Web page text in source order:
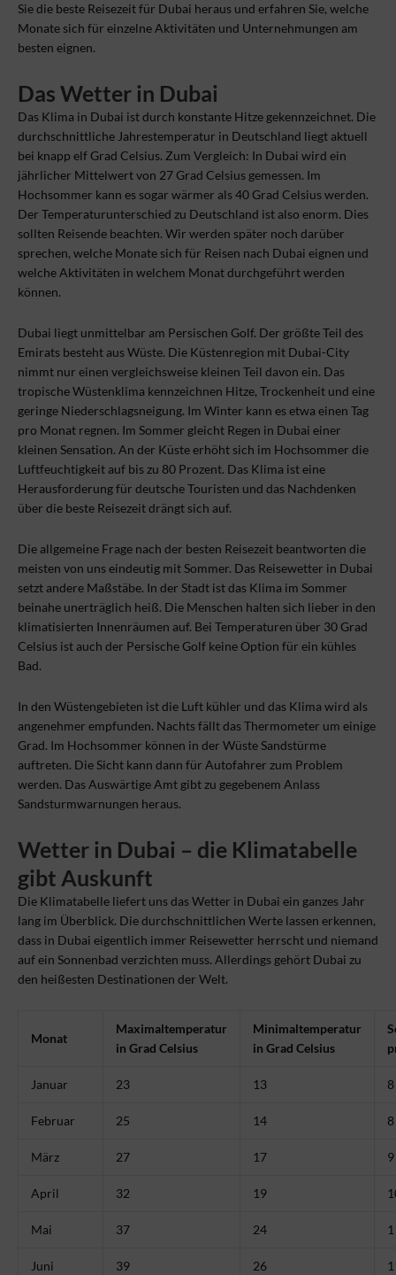
Sie die beste Reisezeit für Dubai heraus und erfahren Sie, welche
Monate sich für einzelne Aktivitäten und Unternehmungen am
besten eignen.
Das Wetter in Dubai
Das Klima in Dubai ist durch konstante Hitze gekennzeichnet. Die
durchschnittliche Jahrestemperatur in Deutschland liegt aktuell
bei knapp elf Grad Celsius. Zum Vergleich: In Dubai wird ein
jährlicher Mittelwert von 27 Grad Celsius gemessen. Im
Hochsommer kann es sogar wärmer als 40 Grad Celsius werden.
Der Temperaturunterschied zu Deutschland ist also enorm. Dies
sollten Reisende beachten. Wir werden später noch darüber
sprechen, welche Monate sich für Reisen nach Dubai eignen und
welche Aktivitäten in welchem Monat durchgeführt werden
können.
Dubai liegt unmittelbar am Persischen Golf. Der größte Teil des
Emirats besteht aus Wüste. Die Küstenregion mit Dubai-City
nimmt nur einen vergleichsweise kleinen Teil davon ein. Das
tropische Wüstenklima kennzeichnen Hitze, Trockenheit und eine
geringe Niederschlagsneigung. Im Winter kann es etwa einen Tag
pro Monat regnen. Im Sommer gleicht Regen in Dubai einer
kleinen Sensation. An der Küste erhöht sich im Hochsommer die
Luftfeuchtigkeit auf bis zu 80 Prozent. Das Klima ist eine
Herausforderung für deutsche Touristen und das Nachdenken
über die beste Reisezeit drängt sich auf.
Die allgemeine Frage nach der besten Reisezeit beantworten die
meisten von uns eindeutig mit Sommer. Das Reisewetter in Dubai
setzt andere Maßstäbe. In der Stadt ist das Klima im Sommer
beinahe unerträglich heiß. Die Menschen halten sich lieber in den
klimatisierten Innenräumen auf. Bei Temperaturen über 30 Grad
Celsius ist auch der Persische Golf keine Option für ein kühles
Bad.
In den Wüstengebieten ist die Luft kühler und das Klima wird als
angenehmer empfunden. Nachts fällt das Thermometer um einige
Grad. Im Hochsommer können in der Wüste Sandstürme
auftreten. Die Sicht kann dann für Autofahrer zum Problem
werden. Das Auswärtige Amt gibt zu gegebenem Anlass
Sandsturmwarnungen heraus.
Wetter in Dubai – die Klimatabelle
gibt Auskunft
Die Klimatabelle liefert uns das Wetter in Dubai ein ganzes Jahr
lang im Überblick. Die durchschnittlichen Werte lassen erkennen,
dass in Dubai eigentlich immer Reisewetter herrscht und niemand
auf ein Sonnenbad verzichten muss. Allerdings gehört Dubai zu
den heißesten Destinationen der Welt.
Monat
Maximaltemperatur
in Grad Celsius
Minimaltemperatur
in Grad Celsius
Januar 23 13 8
Februar 25 14 8
März 27 17 9
April 32 19
Mai 37 24
Juni 39 26